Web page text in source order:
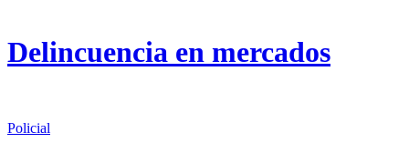
Delincuencia en mercados
Policial